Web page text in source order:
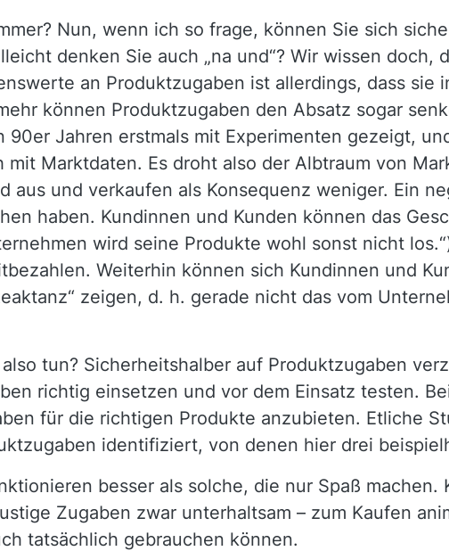
Nun, wenn ich so frage, können Sie sich
denken Sie auch „na und“? Wir wissen doch,
an Produktzugaben ist allerdings, dass sie
können Produktzugaben den Absatz sogar
90er Jahren erstmals mit Experimenten gezeigt,
Marktdaten. Es droht also der Albtraum von
aus und verkaufen als Konsequenz weniger. Ein
haben. Kundinnen und Kunden können das
wird seine Produkte wohl sonst nicht
Weiterhin können sich Kundinnen und
zeigen, d. h. gerade nicht das vom
tun? Sicherheitshalber auf Produktzugaben
richtig einsetzen und vor dem Einsatz testen.
für die richtigen Produkte anzubieten. Etliche
identifiziert, von denen hier drei
besser als solche, die nur Spaß machen.
Zugaben zwar unterhaltsam – zum Kaufen
tatsächlich gebrauchen können.